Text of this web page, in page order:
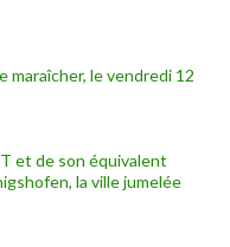
maraîcher, le vendredi 12
et de son équivalent
la ville jumelée